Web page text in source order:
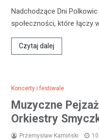
Nadchodzące Dni
społeczności, które łączy
Czytaj dalej
Koncerty i festiwale
Muzyczne
Orkiestry
Przemysław Kamiński